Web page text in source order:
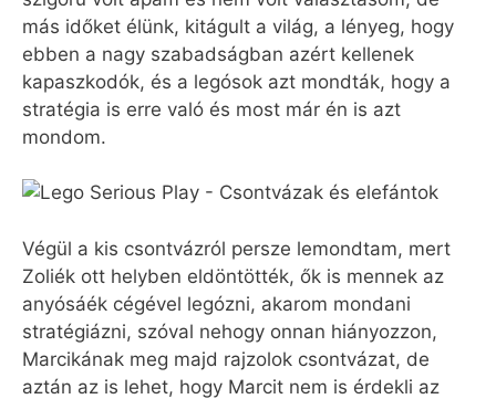
más időket élünk, kitágult a világ, a lényeg, hogy
ebben a nagy szabadságban azért kellenek
kapaszkodók, és a legósok azt mondták, hogy a
stratégia is erre való és most már én is azt
mondom.
Végül a kis csontvázról persze lemondtam, mert
Zoliék ott helyben eldöntötték, ők is mennek az
anyósáék cégével legózni, akarom mondani
stratégiázni, szóval nehogy onnan hiányozzon,
Marcikának meg majd rajzolok csontvázat, de
aztán az is lehet, hogy Marcit nem is érdekli az